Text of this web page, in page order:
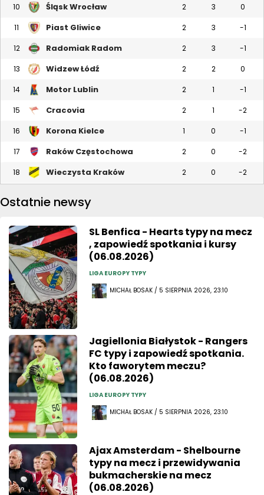
10 Śląsk Wrocław 2 3 0
11 Piast Gliwice 2 3 -1
12 Radomiak Radom 2 3 -1
13 Widzew Łódź 2 2 0
14 Motor Lublin 2 1 -1
15 Cracovia 2 1 -2
16 Korona Kielce 1 0 -1
17 Raków Częstochowa 2 0 -2
18 Wieczysta Kraków 2 0 -2
Ostatnie newsy
SL Benfica - Hearts typy na mecz
, zapowiedź spotkania i kursy
(06.08.2026)
LIGA EUROPY TYPY
MICHAŁ BOSAK / 5 SIERPNIA 2026, 23:10
Jagiellonia Białystok - Rangers
FC typy i zapowiedź spotkania.
Kto faworytem meczu?
(06.08.2026)
LIGA EUROPY TYPY
MICHAŁ BOSAK / 5 SIERPNIA 2026, 23:10
Ajax Amsterdam - Shelbourne
typy na mecz i przewidywania
bukmacherskie na mecz
(06.08.2026)